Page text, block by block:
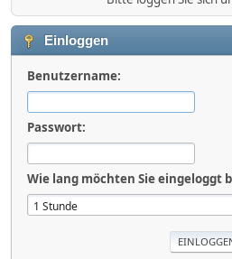
Einloggen
Benutzername:
Passwort:
Wie lang möchten Sie eingeloggt